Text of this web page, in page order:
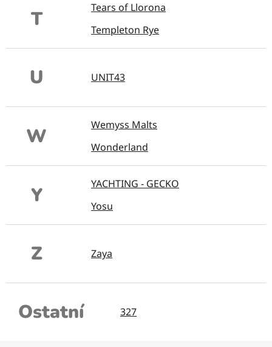
T
Tears of Llorona
Templeton Rye
U UNIT43
W
Wemyss Malts
Wonderland
Y
YACHTING - GECKO
Yosu
Z Zaya
Ostatní 327